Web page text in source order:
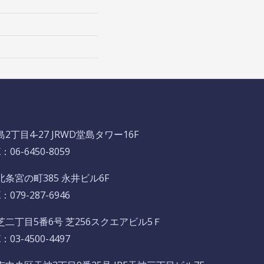
2丁目4-27 JRWD堂島タワー16F
06-6450-8059
条宮の町385 永井ビル6F
079-287-6946
丁目5番6号 芝256スクエアビル5Ｆ
03-4500-4497